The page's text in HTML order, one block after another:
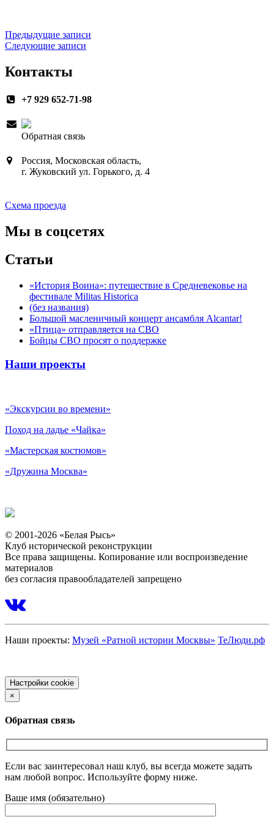
Навигация
по
записям
Предыдущие записи
Следующие записи
Контакты
+7 929 652-71-98
Обратная связь
Россия, Московская область,
г. Жуковский ул. Горького, д. 4
Схема проезда
Мы в соцсетях
Статьи
«История Воина»: путешествие в Средневековье на
фестивале Militas Historica
(без названия)
Большой масленичный концерт ансамбля Alcantar!
«Птица» отправляется на СВО
Бойцы СВО просят о поддержке
Наши проекты
«Экскурсии во времени»
Поход на ладье «Чайка»
«Мастерская костюмов»
«Дружина Москва»
© 2001-2026 «Белая Рысь»
Клуб исторической реконструкции
Все права защищены. Копирование или воспроизведение
материалов
без согласия правообладателей запрещено
Наши проекты: Музей «Ратной истории Москвы» ТеЛюди.рф
Настройки cookie
×
Обратная связь
Если вас заинтересовал наш клуб, вы всегда можете задать
нам любой вопрос. Используйте форму ниже.
Ваше имя (обязательно)